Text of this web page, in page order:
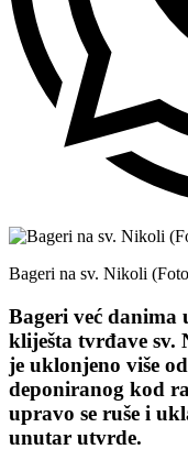
Bageri na sv. Nikoli
Bageri već danima
kliješta tvrđave sv.
je uklonjeno više
deponiranog kod
upravo se ruše i
unutar utvrde.